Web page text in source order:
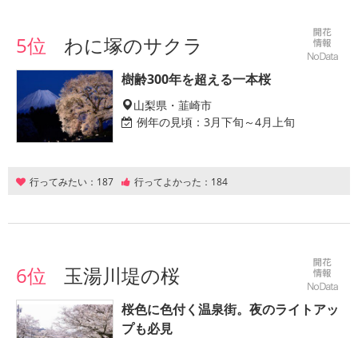
5位 わに塚のサクラ
樹齢300年を超える一本桜
山梨県・韮崎市
例年の見頃： 3月下旬～4月上旬
行ってみたい： 187 行ってよかった： 184
6位 玉湯川堤の桜
桜色に色付く温泉街。夜のライトアッ
プも必見